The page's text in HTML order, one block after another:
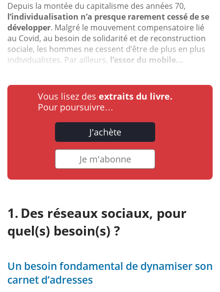
Depuis la montée du capitalisme des années 70,
l’individualisation n’a presque rarement cessé de se
développer. Malgré le mouvement compensatoire lié
au Covid, au besoin de solidarité et de reconstruction
sociale, les hommes ne cessent d’être de plus en plus
individualistes. Par ailleurs, l’essor du mobile...
Vous lisez des extraits du livre.
Pour poursuivre…
J'achète
Je m'abonne
Des réseaux sociaux, pour
quel(s) besoin(s) ?
Un besoin fondamental de dynamiser son
carnet d’adresses